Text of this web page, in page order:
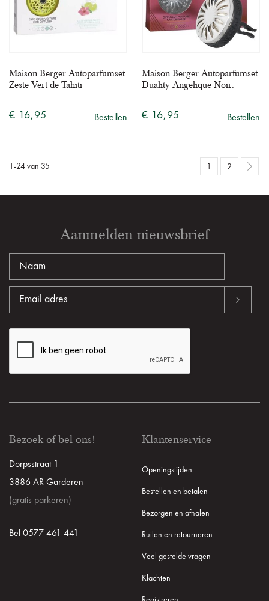
Maison Berger Autoparfumset
Zeste Vert de Tahiti
€ 16,95 Bestellen
Maison Berger Autoparfumset
Duality Angelique Noir.
€ 16,95 Bestellen
-24 van 35 2
Aanmelden nieuwsbrief
Bezoek of bel ons!
Dorpsstraat 1
3886 AR Garderen
(gratis parkeren)
Bel 0577 461 441
Klantenservice
Openingstijden
Bestellen en betalen
Bezorgen en afhalen
Ruilen en retourneren
Veel gestelde vragen
Klachten